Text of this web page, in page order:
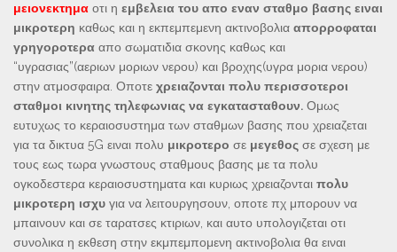
μειονεκτημα οτι η εμβελεια του απο εναν σταθμο βασης ειναι
μικροτερη καθως και η εκπεμπεμενη ακτινοβολια απορροφαται
γρηγοροτερα απο σωματιδια σκονης καθως και
“υγρασιας”(αεριων μοριων νερου) και βροχης(υγρα μορια νερου)
στην ατμοσφαιρα. Οποτε χρειαζονται πολυ περισσοτεροι
σταθμοι κινητης τηλεφωνιας να εγκατασταθουν. Ομως
ευτυχως το κεραιοσυστημα των σταθμων βασης που χρειαζεται
για τα δικτυα 5G ειναι πολυ μικροτερο σε μεγεθος σε σχεση με
τους εως τωρα γνωστους σταθμους βασης με τα πολυ
ογκοδεστερα κεραιοσυστηματα και κυριως χρειαζονται πολυ
μικροτερη ισχυ για να λειτουργησουν, οποτε πχ μπορουν να
μπαινουν και σε ταρατσες κτιριων, και αυτο υπολογιζεται οτι
συνολικα η εκθεση στην εκμπεμπομενη ακτινοβολια θα ειναι